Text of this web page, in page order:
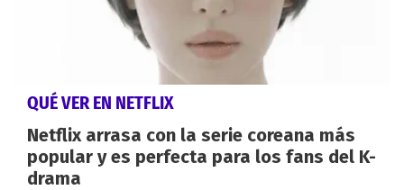
QUÉ VER EN NETFLIX
Netflix arrasa con la serie coreana más
popular y es perfecta para los fans del K-
drama